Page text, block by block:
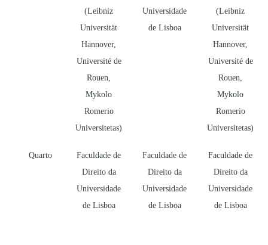
(Leibniz
Universität
Hannover,
Université de
Rouen,
Mykolo
Romerio
Universitetas)
Universidade
de Lisboa
(Leibniz
Universität
Hannover,
Université de
Rouen,
Mykolo
Romerio
Universitetas)
Quarto
Faculdade de
Direito da
Universidade
de Lisboa
Faculdade de
Direito da
Universidade
de Lisboa
Faculdade de
Direito da
Universidade
de Lisboa